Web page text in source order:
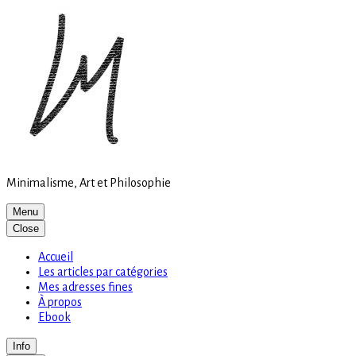
Minimalisme, Art et Philosophie
Menu
Close
Accueil
Les articles par catégories
Mes adresses fines
À propos
Ebook
Info